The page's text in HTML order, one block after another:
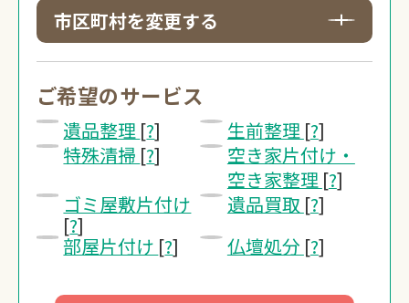
0120-20-1349
受付 8:30～17:30
無料・24時間受付
Webで無料見積りする
市区町村を変更する
ご希望のサービス
遺品整理 [?] 生前整理 [?]
特殊清掃 [?]
空き家片付け・
空き家整理 [?]
ゴミ屋敷片付け
[?]
遺品買取 [?]
部屋片付け [?] 仏壇処分 [?]